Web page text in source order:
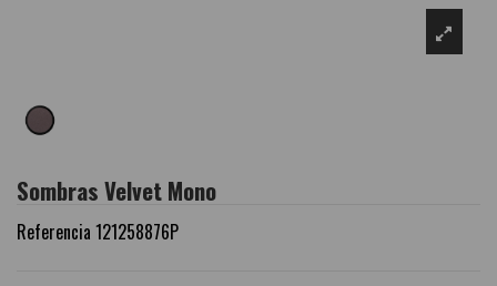
Sombras Velvet Mono
Referencia 121258876P